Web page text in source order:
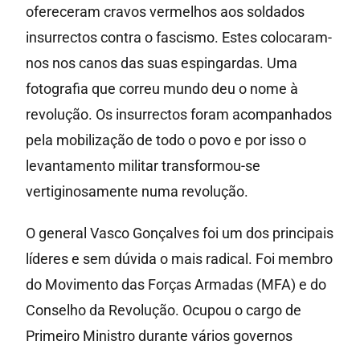
ofereceram cravos vermelhos aos soldados
insurrectos contra o fascismo. Estes colocaram-
nos nos canos das suas espingardas. Uma
fotografia que correu mundo deu o nome à
revolução. Os insurrectos foram acompanhados
pela mobilização de todo o povo e por isso o
levantamento militar transformou-se
vertiginosamente numa revolução.
O general Vasco Gonçalves foi um dos principais
líderes e sem dúvida o mais radical. Foi membro
do Movimento das Forças Armadas (MFA) e do
Conselho da Revolução. Ocupou o cargo de
Primeiro Ministro durante vários governos